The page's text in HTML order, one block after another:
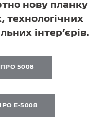
нову планку
технологічних
інтер’єрів.
5008
E-5008